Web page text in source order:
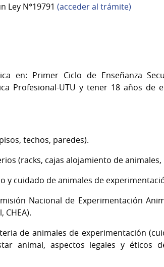
Ley N°19791 (acceder al trámite)
en: Primer Ciclo de Enseñanza
Profesional-UTU y tener 18 años de
techos, paredes).
(racks, cajas alojamiento de animales,
y cuidado de animales de
Nacional de Experimentación
de animales de experimentación
animal, aspectos legales y éticos